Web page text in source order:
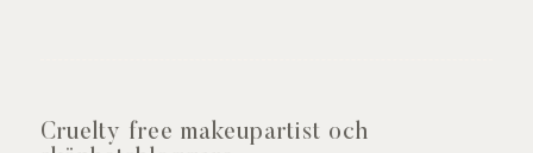
Cruelty free makeupartist och